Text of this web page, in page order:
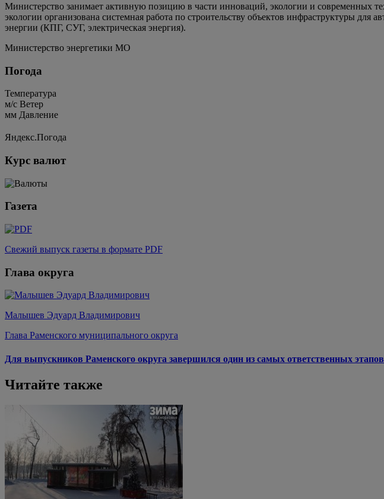
Министерство занимает активную позицию в части инноваций, экологии и современных
экологии организована системная работа по строительству объектов инфраструктуры
энергии (КПГ, СУГ, электрическая энергия).
Министерство энергетики МО
Погода
Температура
м/c Ветер
мм Давление
Яндекс.Погода
Курс валют
Газета
Свежий выпуск газеты в формате PDF
Глава округа
Малышев Эдуард Владимирович
Глава Раменского муниципального округа
Для выпускников Раменского округа завершился один из самых ответственных
Читайте также